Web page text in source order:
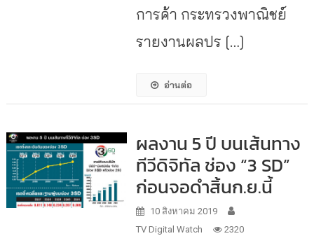
การค้า กระทรวงพาณิชย์
รายงานผลปร […]
อ่านต่อ
ผลงาน 5 ปี บนเส้นทาง
ทีวีดิจิทัล ช่อง “3 SD”
ก่อนจอดำสิ้นก.ย.นี้
10 สิงหาคม 2019
TV Digital Watch
2320